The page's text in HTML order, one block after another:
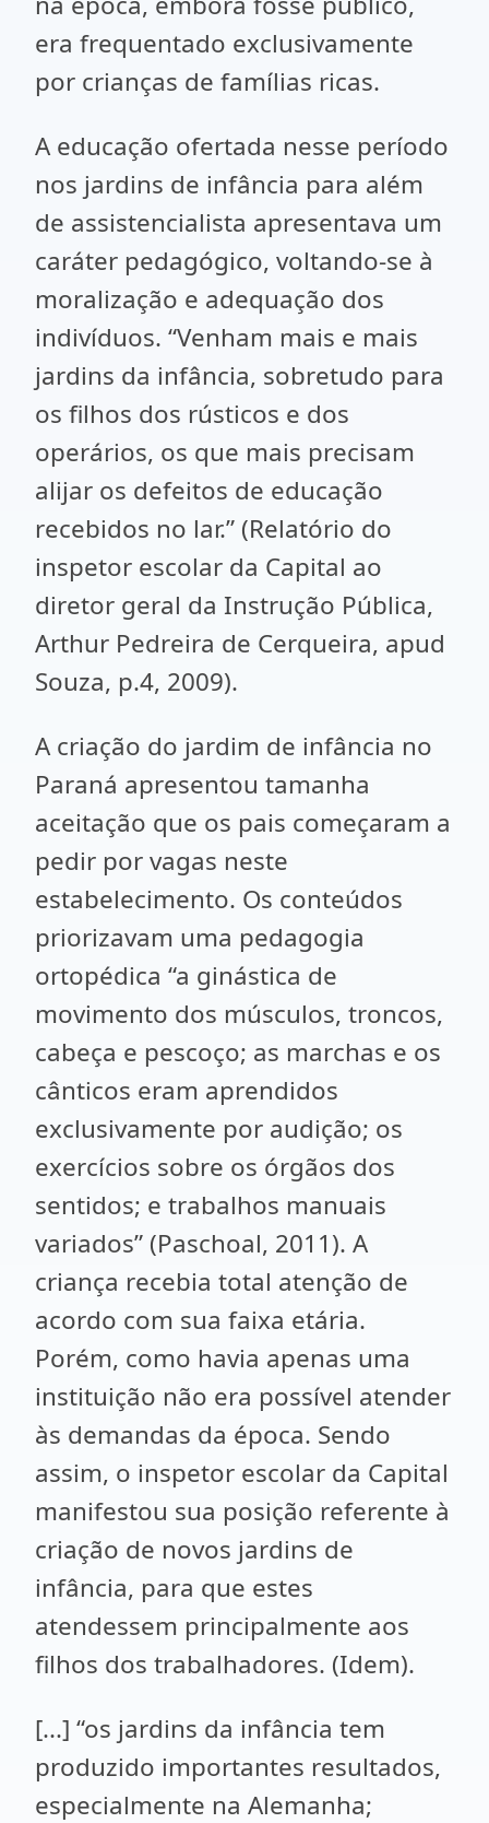
era frequentado exclusivamente
por crianças de famílias ricas.
A educação ofertada nesse período
nos jardins de infância para além
de assistencialista apresentava um
caráter pedagógico, voltando-se à
moralização e adequação dos
indivíduos. “Venham mais e mais
jardins da infância, sobretudo para
os filhos dos rústicos e dos
operários, os que mais precisam
alijar os defeitos de educação
recebidos no lar.” (Relatório do
inspetor escolar da Capital ao
diretor geral da Instrução Pública,
Arthur Pedreira de Cerqueira, apud
Souza, p.4, 2009).
A criação do jardim de infância no
Paraná apresentou tamanha
aceitação que os pais começaram a
pedir por vagas neste
estabelecimento. Os conteúdos
priorizavam uma pedagogia
ortopédica “a ginástica de
movimento dos músculos, troncos,
cabeça e pescoço; as marchas e os
cânticos eram aprendidos
exclusivamente por audição; os
exercícios sobre os órgãos dos
sentidos; e trabalhos manuais
variados” (Paschoal, 2011). A
criança recebia total atenção de
acordo com sua faixa etária.
Porém, como havia apenas uma
instituição não era possível atender
às demandas da época. Sendo
assim, o inspetor escolar da Capital
manifestou sua posição referente à
criação de novos jardins de
infância, para que estes
atendessem principalmente aos
filhos dos trabalhadores. (Idem).
[...] “os jardins da infância tem
produzido importantes resultados,
especialmente na Alemanha;